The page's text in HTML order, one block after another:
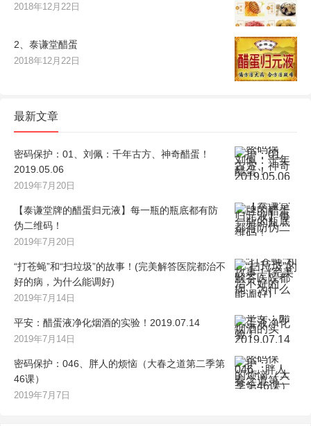
2018年12月22日
2、泰谦堂醋蛋
2018年12月22日
最新文章
密码保护：01、刘佩：千年古方、神奇醋蛋！
2019.05.06
2019年7月20日
【泰谦堂牌的醋蛋归元液】每一瓶的瓶底都有防
伪二维码！
2019年7月20日
“打苍蝇”和“扫垃圾”的故事！(完美解答医院都治不
好的病，为什么能调好)
2019年7月14日
平安：醋蛋液净化烟酒的实验！2019.07.14
2019年7月14日
密码保护：046、胖人的烦恼（大春之道第二季第
46课）
2019年7月7日